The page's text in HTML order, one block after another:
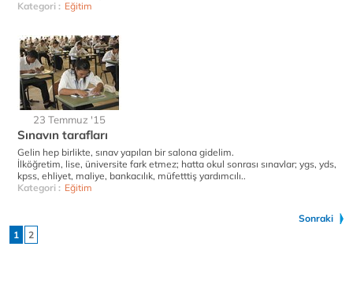
Kategori : Eğitim
23 Temmuz '15
Sınavın tarafları
Gelin hep birlikte, sınav yapılan bir salona gidelim.
İlköğretim, lise, üniversite fark etmez; hatta okul sonrası sınavlar; ygs, yds,
kpss, ehliyet, maliye, bankacılık, müfetttiş yardımcılı..
Kategori : Eğitim
Sonraki
1
2